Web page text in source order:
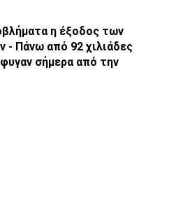
η έξοδος των
- Πάνω από 92 χιλιάδες
σήμερα από την